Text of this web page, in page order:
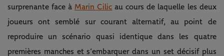
surprenante face à Marin Cilic au cours de laquelle les deux
joueurs ont semblé sur courant alternatif, au point de
reproduire un scénario quasi identique dans les quatre
premières manches et s’embarquer dans un set décisif plus